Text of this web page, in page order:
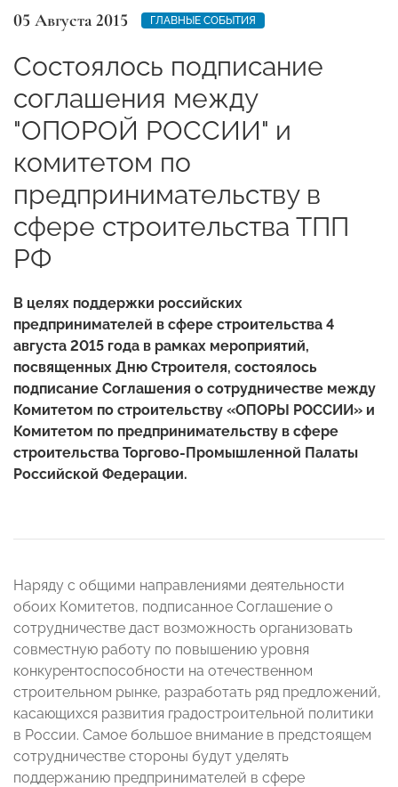
05 Августа 2015 ГЛАВНЫЕ СОБЫТИЯ
Состоялось подписание
соглашения между
"ОПОРОЙ РОССИИ" и
комитетом по
предпринимательству в
сфере строительства ТПП
РФ
В целях поддержки российских
предпринимателей в сфере строительства 4
августа 2015 года в рамках мероприятий,
посвященных Дню Строителя, состоялось
подписание Соглашения о сотрудничестве между
Комитетом по строительству «ОПОРЫ РОССИИ» и
Комитетом по предпринимательству в сфере
строительства Торгово-Промышленной Палаты
Российской Федерации.
Наряду с общими направлениями деятельности
обоих Комитетов, подписанное Соглашение о
сотрудничестве даст возможность организовать
совместную работу по повышению уровня
конкурентоспособности на отечественном
строительном рынке, разработать ряд предложений,
касающихся развития градостроительной политики
в России. Самое большое внимание в предстоящем
сотрудничестве стороны будут уделять
поддержанию предпринимателей в сфере